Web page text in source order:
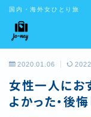
国内・海外女ひとり旅
お問い合わせ
デモプリセット
デモプリセット
2020.01.06
女性一人にお
よかった・後